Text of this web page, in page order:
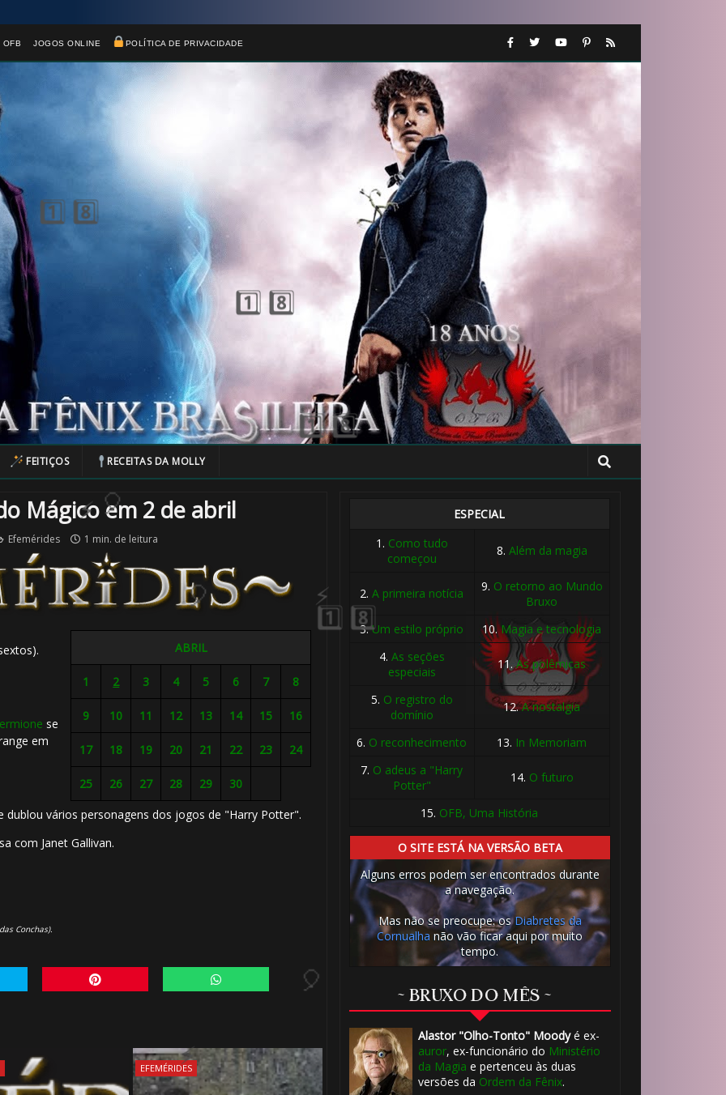
OFB JOGOS ONLINE POLÍTICA DE PRIVACIDADE
FEITIÇOS RECEITAS DA MOLLY
Mágico em 2 de abril
Efemérides 1 min. de leitura
ABRIL
1 2 3 4 5 6 7 8
9 10 11 12 13 14 15 16
17 18 19 20 21 22 23 24
25 26 27 28 29 30
se
em
dublou vários personagens dos jogos de "Harry Potter".
com Janet Gallivan.
Conchas).
EFEMÉRIDES
ESPECIAL
1. Como tudo
começou
8. Além da magia
2.A primeira notícia 9. O retorno ao Mundo
Bruxo
3.Um estilo próprio 10.Magia e tecnologia
4. As seções
especiais
11.As polêmicas
5. O registro do
domínio
12.A nostalgia
6. O reconhecimento 13. In Memoriam
7. O adeus a "Harry
Potter"
14. O futuro
15. OFB, Uma História
O SITE ESTÁ NA VERSÃO BETA
Alguns erros podem ser encontrados durante
a navegação.
Mas não se preocupe: osDiabretes da
Cornualha não vão ficar aqui por muito
tempo.
~ BRUXO DO MÊS ~
Alastor "Olho-Tonto" Moodyé ex-
auror, ex-funcionário do Ministério
da Magia e pertenceu às duas
versões da Ordem da Fênix.
1️⃣ 8️⃣
🎈
⚡
1️⃣ 8️⃣
1️⃣ 8️⃣
🎂
🎈